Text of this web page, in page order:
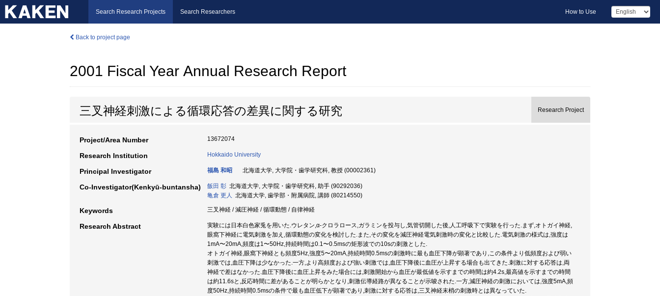
Search Research Projects Search Researchers How to Use
Back to project page
2001 Fiscal Year Annual Research Report
三叉神経刺激による循環応答の差異に関する研究 Research Project
Project/Area Number 13672074
Research Institution Hokkaido University
Principal Investigator 福島 和昭 北海道大学, 大学院・歯学研究科, 教授 (00002361)
Co-Investigator(Kenkyū-buntansha) 飯田 彰 北海道大学, 大学院・歯学研究科, 助手 (90292036)
亀倉 更人 北海道大学, 歯学部・附属病院, 講師 (80214550)
Keywords 三叉神経 / 減圧神経 / 循環動態 / 自律神経
Research Abstract
実験には日本白色家兎を用いた.ウレタン,α-クロラロース,ガラミンを投与し,気管切開した後,人工呼吸下で実験を行った.まず,オトガイ神経,
眼窩下神経に電気刺激を加え,循環動態の変化を検討した.また,その変化を減圧神経電気刺激時の変化と比較した.電気刺激の様式は,強度は
1mA〜20mA,頻度は1〜50Hz,持続時間は0.1〜0.5msの矩形波での10sの刺激とした.
オトガイ神経,眼窩下神経とも頻度5Hz,強度5〜20mA,持続時間0.5msの刺激時に最も血圧下降が顕著であり,この条件より低頻度および弱い
刺激では,血圧下降は少なかった.一方,より高頻度および強い刺激では,血圧下降後に血圧が上昇する場合も出てきた.刺激に対する応答は,両
神経で差はなかった.血圧下降後に血圧上昇をみた場合には,刺激開始から血圧が最低値を示すまでの時間は約4.2s,最高値を示すまでの時間
は約11.6sと,反応時間に差があることが明らかとなり,刺激伝導経路が異なることが示唆された.一方,減圧神経の刺激においては,強度5mA,頻
度50Hz,持続時間0.5msの条件で最も血圧低下が顕著であり,刺激に対する応答は,三叉神経末梢の刺激時とは異なっていた.